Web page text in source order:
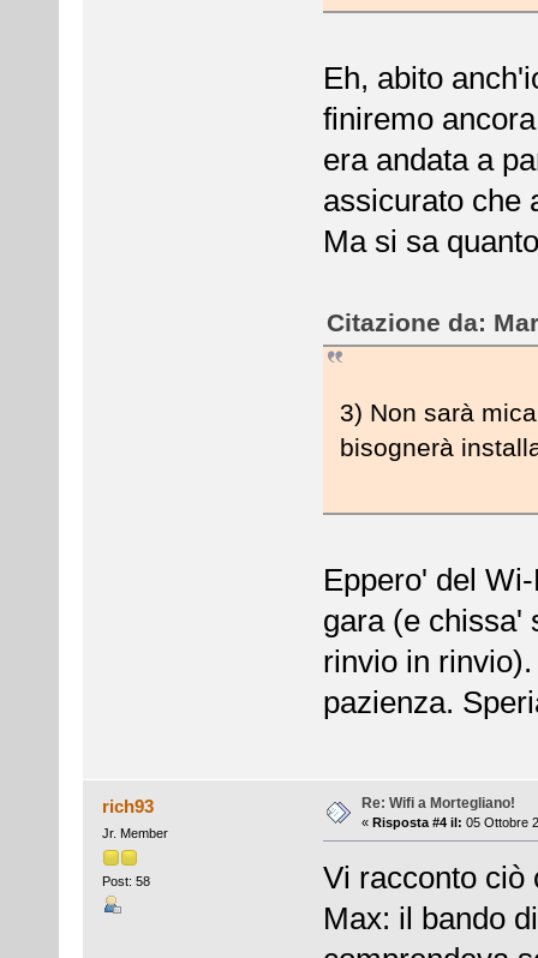
Eh, abito
finiremo
era andata a
assicurato che
Ma si sa
Citazione da:
3) Non sarà
bisognerà
Eppero' del
gara (e chissa'
rinvio in
pazienza.
rich93
Jr. Member
Post: 58
Re: Wifi a Mortegliano!
« Risposta #4 il: 05 Ottobre
Vi racconto ciò
Max: il bando